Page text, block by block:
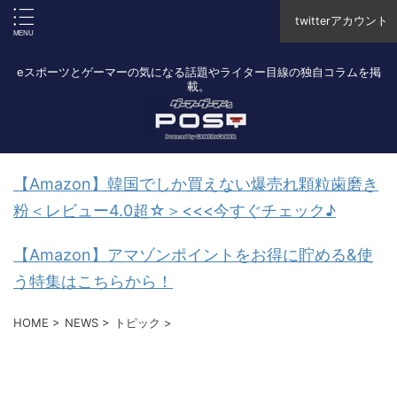
twitterアカウント
eスポーツとゲーマーの気になる話題やライター目線の独自コラムを掲
載。
【Amazon】韓国でしか買えない爆売れ顆粒歯磨き
粉＜レビュー4.0超☆＞<<<今すぐチェック♪
【Amazon】アマゾンポイントをお得に貯める&使
う特集はこちらから！
HOME > NEWS > トピック >